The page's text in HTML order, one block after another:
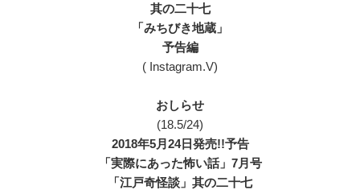
其の二十七
「みちびき地蔵」
予告編
( Instagram.V)
おしらせ
(18.5/24)
2018年5月24日発売!!予告
「実際にあった怖い話」7月号
「江戸奇怪談」其の二十七